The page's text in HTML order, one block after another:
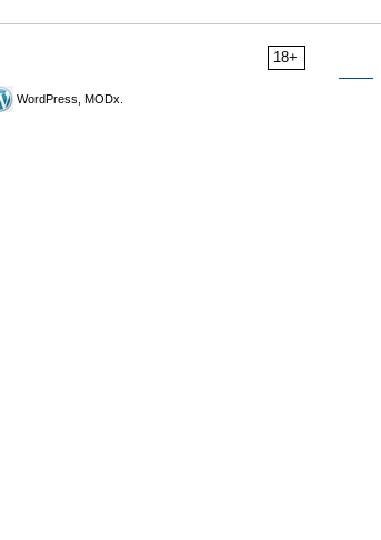
18+
WordPress, MODx.